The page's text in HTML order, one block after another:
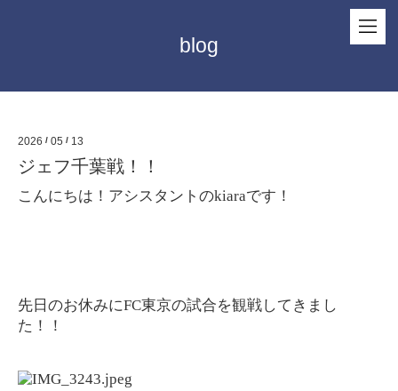
blog
2026 / 05 / 13
ジェフ千葉戦！！
こんにちは！アシスタントのkiaraです！
先日のお休みにFC東京の試合を観戦してきまし
た！！